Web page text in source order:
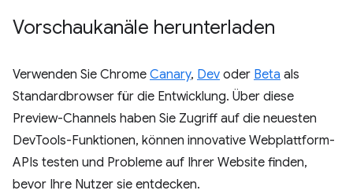
Vorschaukanäle herunterladen
Verwenden Sie Chrome Canary, Dev oder Beta als
Standardbrowser für die Entwicklung. Über diese
Preview-Channels haben Sie Zugriff auf die neuesten
DevTools-Funktionen, können innovative Webplattform-
APIs testen und Probleme auf Ihrer Website finden,
bevor Ihre Nutzer sie entdecken.